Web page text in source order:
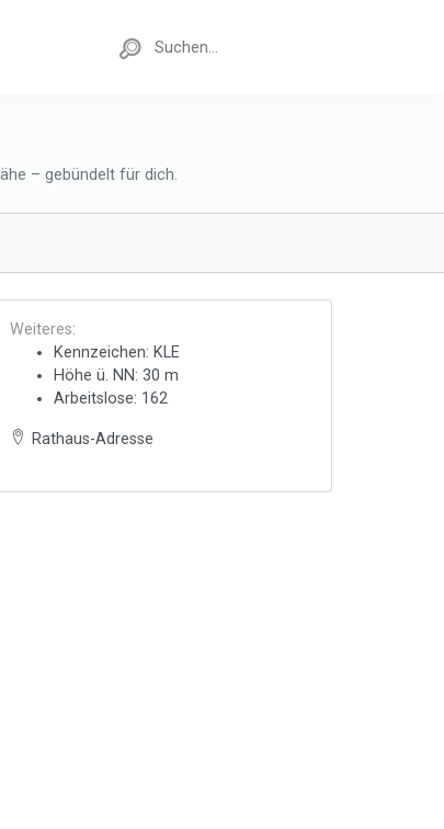
– gebündelt für dich.
Weiteres:
Kennzeichen: KLE
Höhe ü. NN: 30 m
Arbeitslose: 162
Rathaus-Adresse